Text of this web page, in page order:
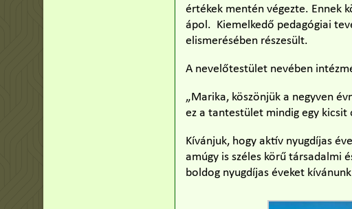
értékek mentén végezte. Ennek
ápol. Kiemelkedő pedagógiai
elismerésében részesült.
A nevelőtestület nevében
„Marika, köszönjük a negyven
ez a tantestület mindig egy
Kívánjuk, hogy aktív nyugdíjas
amúgy is széles körű társadalmi
boldog nyugdíjas éveket